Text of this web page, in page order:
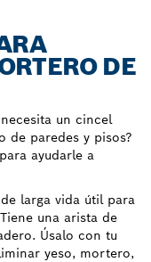
DE
un cincel
de paredes y pisos?
ayudarle a
larga vida útil para
una arista de
Úsalo con tu
yeso, mortero,